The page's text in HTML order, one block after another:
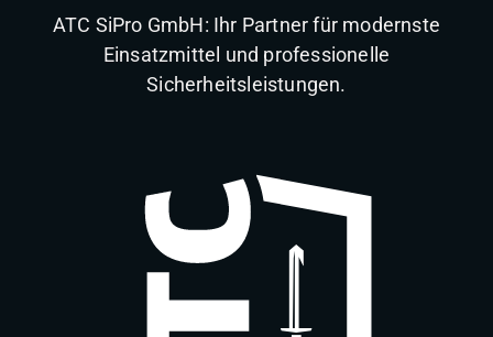
ATC SiPro GmbH: Ihr Partner für modernste
Einsatzmittel und professionelle
Sicherheitsleistungen.